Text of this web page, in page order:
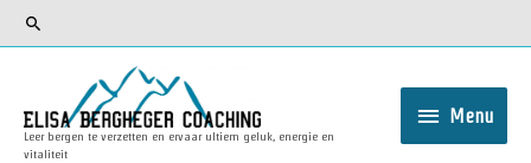
Zoeken
Leer bergen te verzetten en ervaar ultiem geluk, energie en
vitaliteit
MenuMenu